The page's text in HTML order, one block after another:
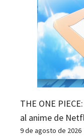
THE ONE
al anime de
9 de agosto de 2026